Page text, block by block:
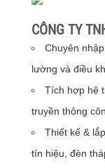
CÔNG TY
Chuyên
lường và điều
Tích hợp hệ
truyền thông
Thiết kế &
tín hiệu, đèn